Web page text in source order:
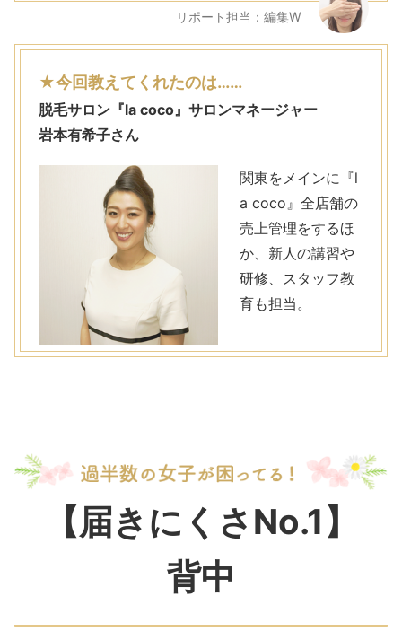
リポート担当：編集W
★今回教えてくれたのは……
脱毛サロン『la coco』サロンマネージャー
岩本有希子さん
関東をメインに『l
a coco』全店舗の
売上管理をするほ
か、新人の講習や
研修、スタッフ教
育も担当。
【届きにくさNo.1】
背中